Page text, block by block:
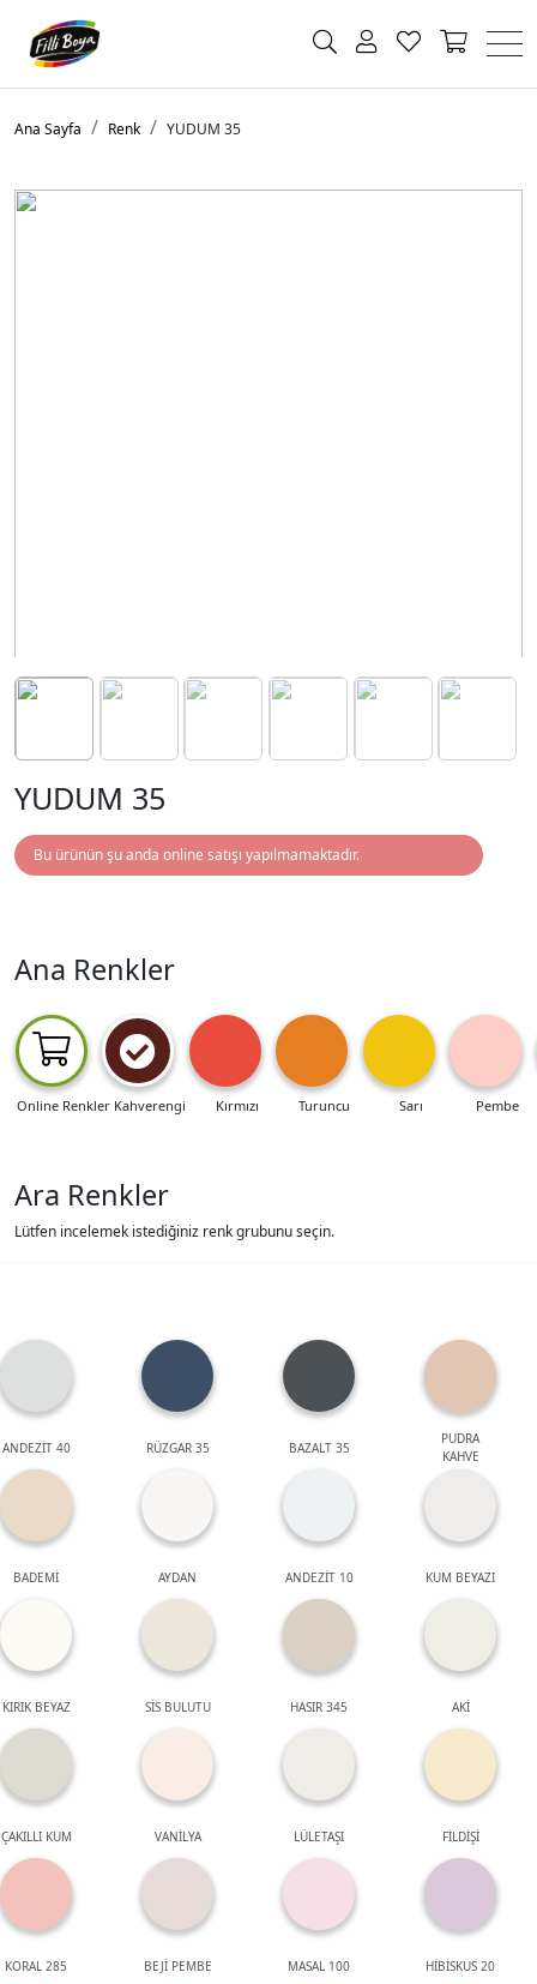
Ana Sayfa Renk YUDUM 35
YUDUM 35
Bu ürünün şu anda online satışı yapılmamaktadır.
Ana Renkler
Online Renkler Kahverengi Kırmızı Turuncu Sarı Pembe
Ara Renkler
Lütfen incelemek istediğiniz renk grubunu seçin.
ANDEZİT 40 RÜZGAR 35 BAZALT 35
PUDRA
KAHVE
BADEMİ AYDAN ANDEZİT 10 KUM BEYAZI
KIRIK BEYAZ SİS BULUTU HASIR 345 AKİ
ÇAKILLI KUM VANİLYA LÜLETAŞI FİLDİŞİ
KORAL 285 BEJİ PEMBE MASAL 100 HİBİSKUS 20